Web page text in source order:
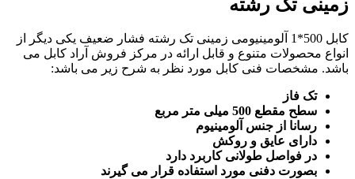
زمینی تک رشته
کابل 500*1 آلومینیومی زمینی تک رشته فشار ضعیف یکی دیگر از
انواع محصولات متنوع و قابل ارائه در مرکز فروش آراد کابل می
باشد. مشخصات فنی کابل مورد نظر به شرح زیر می باشد:
تک فاز
سطح مقطع 500 میلی متر مربع
رسانا از جنس آلومینیوم
دارای عایق و روکش
در فواصل طولانی کاربرد دارد
بصورت دفنی مورد استفاده قرار می گیرند